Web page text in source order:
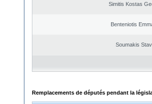
Simitis Kostas
Benteniotis
Soumakis
Remplacements de députés pendant la